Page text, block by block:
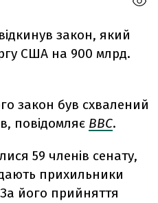
закон, який
США на 900 млрд.
закон був схвалений
повідомляє ВВС.
59 членів сенату,
прихильники
його прийняття